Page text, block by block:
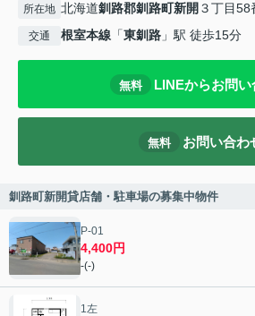
所在地 北海道釧路郡釧路町新開 ３丁目58
交通 根室本線 「東釧路 」駅 徒歩15分
無料 LINEからお問い
無料 お問い合わ
釧路町新開貸店舗・駐車場の募集中物件
P-01
4,400円
-(-)
1左